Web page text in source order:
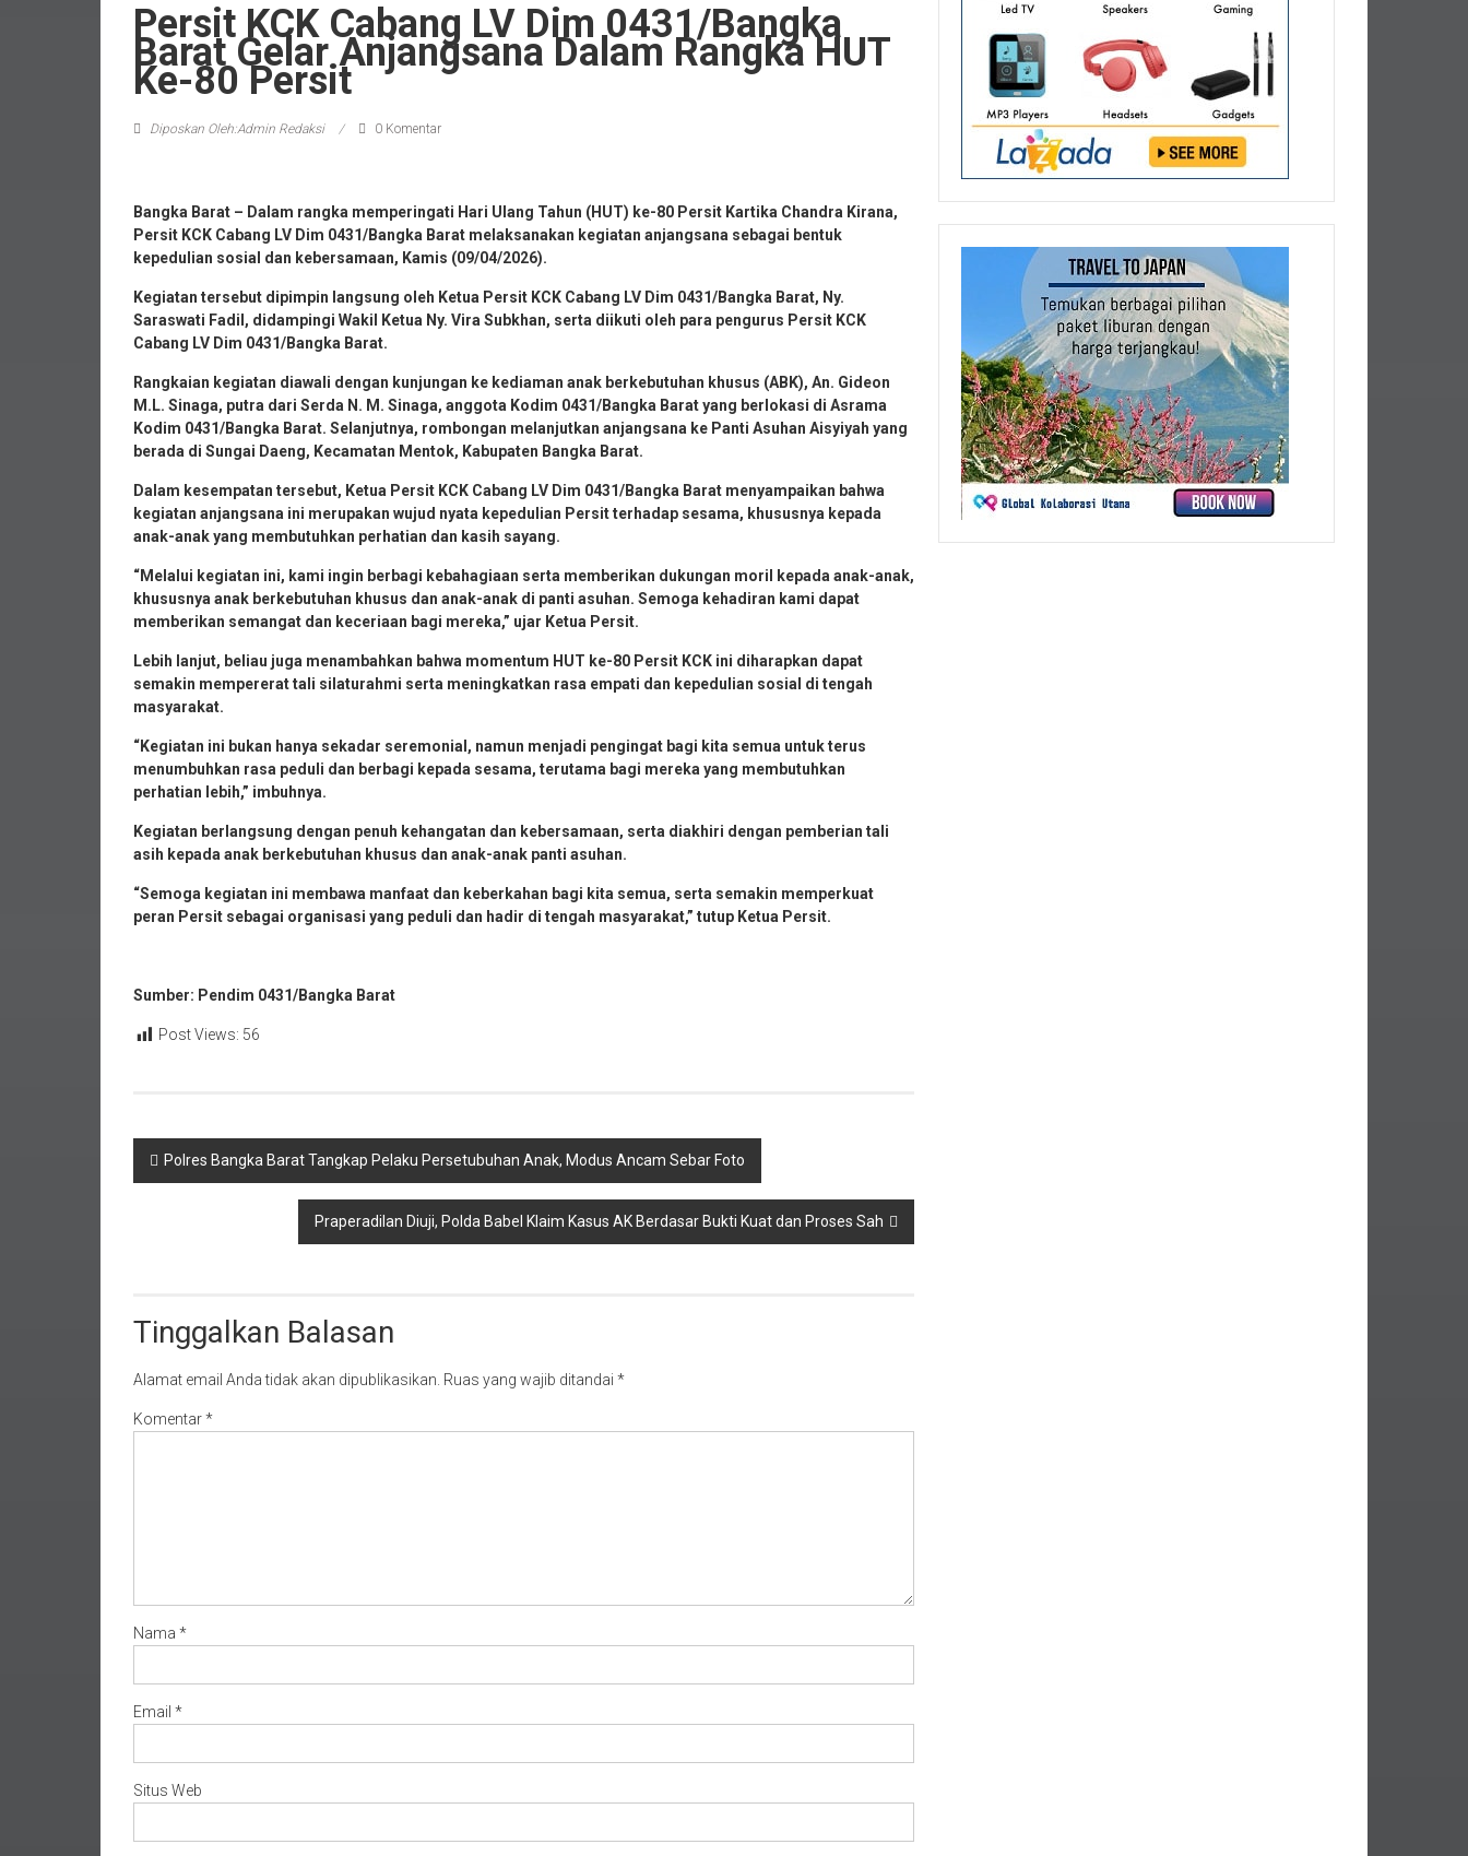
Persit KCK Cabang LV Dim 0431/Bangka
Barat Gelar Anjangsana Dalam Rangka HUT
Ke-80 Persit
Diposkan Oleh:Admin Redaksi 0 Komentar
Bangka Barat – Dalam rangka memperingati Hari Ulang Tahun (HUT) ke-80 Persit Kartika Chandra Kirana,
Persit KCK Cabang LV Dim 0431/Bangka Barat melaksanakan kegiatan anjangsana sebagai bentuk
kepedulian sosial dan kebersamaan, Kamis (09/04/2026).
Kegiatan tersebut dipimpin langsung oleh Ketua Persit KCK Cabang LV Dim 0431/Bangka Barat, Ny.
Saraswati Fadil, didampingi Wakil Ketua Ny. Vira Subkhan, serta diikuti oleh para pengurus Persit KCK
Cabang LV Dim 0431/Bangka Barat.
Rangkaian kegiatan diawali dengan kunjungan ke kediaman anak berkebutuhan khusus (ABK), An. Gideon
M.L. Sinaga, putra dari Serda N. M. Sinaga, anggota Kodim 0431/Bangka Barat yang berlokasi di Asrama
Kodim 0431/Bangka Barat. Selanjutnya, rombongan melanjutkan anjangsana ke Panti Asuhan Aisyiyah yang
berada di Sungai Daeng, Kecamatan Mentok, Kabupaten Bangka Barat.
Dalam kesempatan tersebut, Ketua Persit KCK Cabang LV Dim 0431/Bangka Barat menyampaikan bahwa
kegiatan anjangsana ini merupakan wujud nyata kepedulian Persit terhadap sesama, khususnya kepada
anak-anak yang membutuhkan perhatian dan kasih sayang.
“Melalui kegiatan ini, kami ingin berbagi kebahagiaan serta memberikan dukungan moril kepada anak-anak,
khususnya anak berkebutuhan khusus dan anak-anak di panti asuhan. Semoga kehadiran kami dapat
memberikan semangat dan keceriaan bagi mereka,” ujar Ketua Persit.
Lebih lanjut, beliau juga menambahkan bahwa momentum HUT ke-80 Persit KCK ini diharapkan dapat
semakin mempererat tali silaturahmi serta meningkatkan rasa empati dan kepedulian sosial di tengah
masyarakat.
“Kegiatan ini bukan hanya sekadar seremonial, namun menjadi pengingat bagi kita semua untuk terus
menumbuhkan rasa peduli dan berbagi kepada sesama, terutama bagi mereka yang membutuhkan
perhatian lebih,” imbuhnya.
Kegiatan berlangsung dengan penuh kehangatan dan kebersamaan, serta diakhiri dengan pemberian tali
asih kepada anak berkebutuhan khusus dan anak-anak panti asuhan.
“Semoga kegiatan ini membawa manfaat dan keberkahan bagi kita semua, serta semakin memperkuat
peran Persit sebagai organisasi yang peduli dan hadir di tengah masyarakat,” tutup Ketua Persit.
Sumber: Pendim 0431/Bangka Barat
Post Views: 56
Navigasi
pos
Polres Bangka Barat Tangkap Pelaku Persetubuhan Anak, Modus Ancam Sebar Foto
Praperadilan Diuji, Polda Babel Klaim Kasus AK Berdasar Bukti Kuat dan Proses Sah
Tinggalkan Balasan
Alamat email Anda tidak akan dipublikasikan. Ruas yang wajib ditandai *
Komentar*
Nama *
Email *
Situs Web